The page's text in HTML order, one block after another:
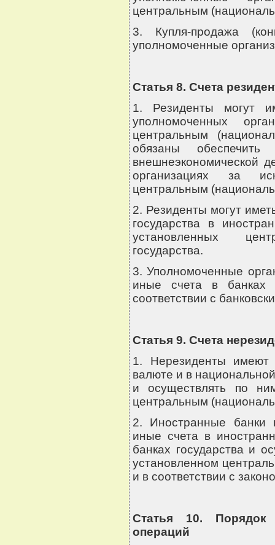
центральным
3. Купля-продажа
уполномоченные
Статья 8. Счета
1. Резиденты могут
уполномоченных
центральным
обязаны
внешнеэкономической
организациях за
центральным
2. Резиденты могут
государства в
установленных
государства.
3. Уполномоченные
иные счета в банках
соответствии с
Статья 9. Счета
1. Нерезиденты имеют
валюте и в
и осуществлять по
центральным
2. Иностранные банки
иные счета в
банках государства и
установленном
и в соответствии с
Статья 10. Порядок
операций